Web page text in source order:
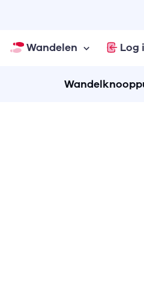
Wandelen Log